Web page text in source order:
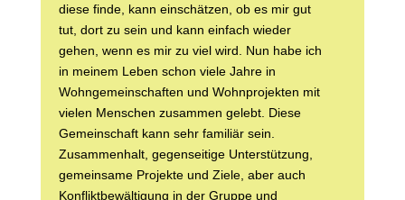
diese finde, kann einschätzen, ob es mir gut
tut, dort zu sein und kann einfach wieder
gehen, wenn es mir zu viel wird. Nun habe ich
in meinem Leben schon viele Jahre in
Wohngemeinschaften und Wohnprojekten mit
vielen Menschen zusammen gelebt. Diese
Gemeinschaft kann sehr familiär sein.
Zusammenhalt, gegenseitige Unterstützung,
gemeinsame Projekte und Ziele, aber auch
Konfliktbewältigung in der Gruppe und